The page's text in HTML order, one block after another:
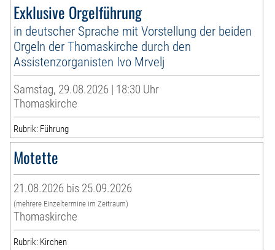
Exklusive Orgelführung
in deutscher Sprache mit Vorstellung der beiden
Orgeln der Thomaskirche durch den
Assistenzorganisten Ivo Mrvelj
Samstag, 29.08.2026 | 18:30 Uhr
Thomaskirche
Rubrik: Führung
Motette
21.08.2026 bis 25.09.2026
(mehrere Einzeltermine im Zeitraum)
Thomaskirche
Rubrik: Kirchen